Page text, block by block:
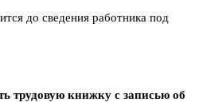
до сведения работника под
трудовую книжку с записью об